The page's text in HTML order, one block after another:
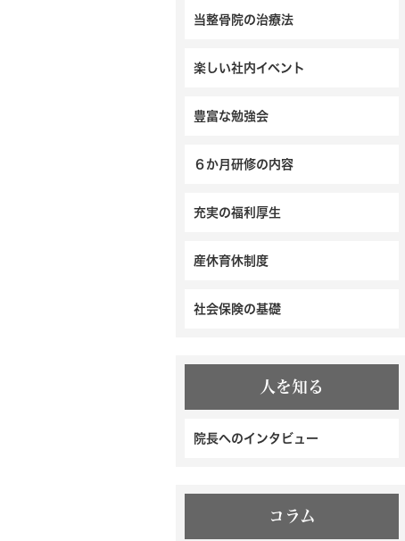
当整骨院の治療法
楽しい社内イベント
豊富な勉強会
６か月研修の内容
充実の福利厚生
産休育休制度
社会保険の基礎
人を知る
院長へのインタビュー
コラム